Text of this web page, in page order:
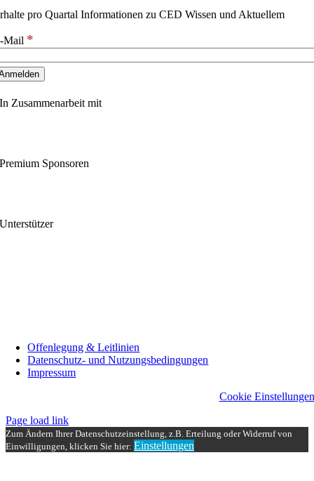
pro Quartal Informationen zu CED Wissen und Aktuellem
Mail *
In Zusammenarbeit mit
Premium Sponsoren
Unterstützer
Offenlegung & Leitlinien
Datenschutz- und Nutzungsbedingungen
Impressum
Cookie Einstellungen
Page load link
Zum Ändern Ihrer Datenschutzeinstellung, z.B. Erteilung oder Widerruf von
Einwilligungen, klicken Sie hier: Einstellungen